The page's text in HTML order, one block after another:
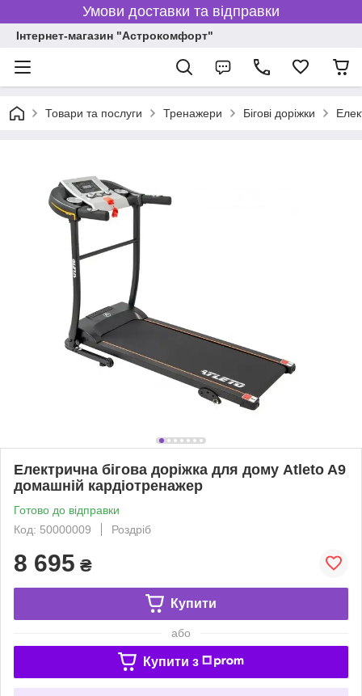
Умови доставки та відправки
Інтернет-магазин "Астрокомфорт"
Товари та послуги Тренажери Бігові доріжки
Електрична бігова доріжка для дому Atleto A9
домашній кардіотренажер
Готово до відправки
Код: 50000009
Роздріб
8 695 ₴
Купити
або
Купити з